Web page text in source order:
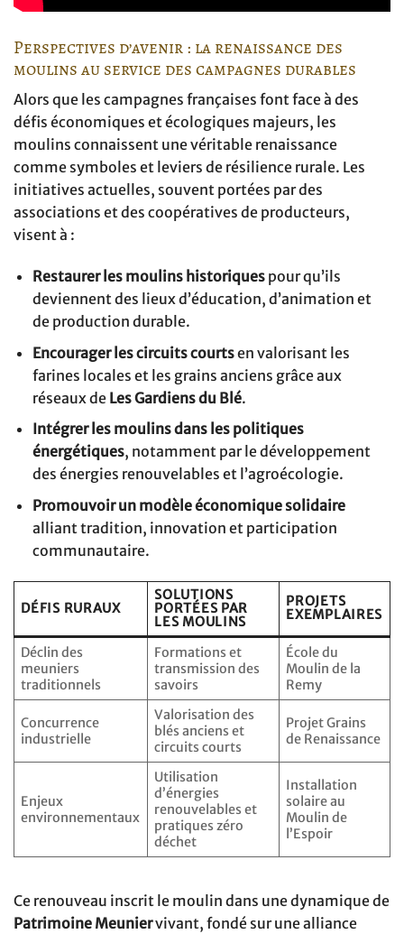
Perspectives d’avenir : la renaissance des
moulins au service des campagnes durables
Alors que les campagnes françaises font face à des
défis économiques et écologiques majeurs, les
moulins connaissent une véritable renaissance
comme symboles et leviers de résilience rurale. Les
initiatives actuelles, souvent portées par des
associations et des coopératives de producteurs,
visent à :
Restaurer les moulins historiquespour qu’ils
deviennent des lieux d’éducation, d’animation et
de production durable.
Encourager les circuits courtsen valorisant les
farines locales et les grains anciens grâce aux
réseaux de Les Gardiens du Blé.
Intégrer les moulins dans les politiques
énergétiques, notamment par le développement
des énergies renouvelables et l’agroécologie.
Promouvoir un modèle économique solidaire
alliant tradition, innovation et participation
communautaire.
DÉFIS RURAUX
SOLUTIONS
PORTÉES PAR
LES MOULINS
PROJETS
EXEMPLAIRES
Déclin des
meuniers
traditionnels
Formations et
transmission des
savoirs
École du
Moulin de la
Remy
Concurrence
industrielle
Valorisation des
blés anciens et
circuits courts
Projet Grains
de Renaissance
Enjeux
environnementaux
Utilisation
d’énergies
renouvelables et
pratiques zéro
déchet
Installation
solaire au
Moulin de
l’Espoir
Ce renouveau inscrit le moulin dans une dynamique de
Patrimoine Meuniervivant, fondé sur une alliance